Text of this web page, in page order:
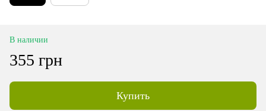
В наличии
355 грн
Купить